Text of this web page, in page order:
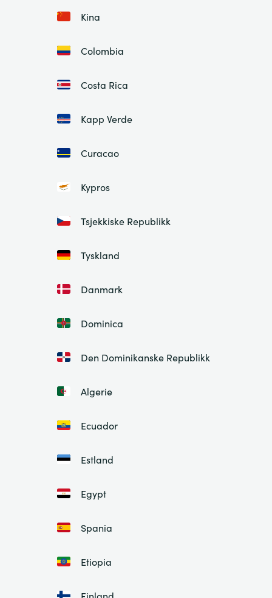
Kina
Colombia
Costa Rica
Kapp Verde
Curacao
Kypros
Tsjekkiske Republikk
Tyskland
Danmark
Dominica
Den Dominikanske Republikk
Algerie
Ecuador
Estland
Egypt
Spania
Etiopia